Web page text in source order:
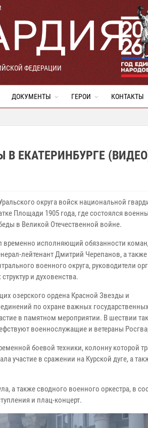
ФЕДЕРАЦИИ
ДОКУМЕНТЫ ГЕРОИ КОНТАКТЫ
ЕКАТЕРИНБУРГЕ
округа войск национальной
Площади 1905 года, где состоялся
в Великой Отечественной войне.
временно исполняющий обязанности
лейтенант Дмитрий Черепанов, а также
военного округа, руководители
и духовенства.
озерского ордена Красной Звезды и
по охране важных
в памятном мероприятии. В шествии
военнослужащие и ветераны
боевой техники, колонну которой
участие в сражении на Курской дуге, а
а также сводного военного оркестра, в
и плац-концерт.